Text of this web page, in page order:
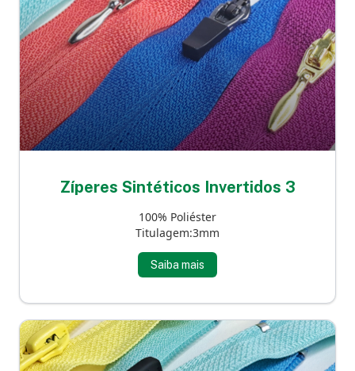
Zíperes Sintéticos Invertidos 3
100% Poliéster
Titulagem:3mm
Saiba mais